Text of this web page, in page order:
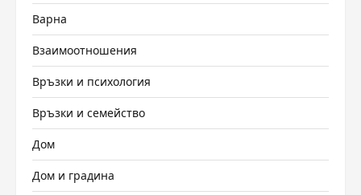
Варна
Взаимоотношения
Връзки и психология
Връзки и семейство
Дом
Дом и градина